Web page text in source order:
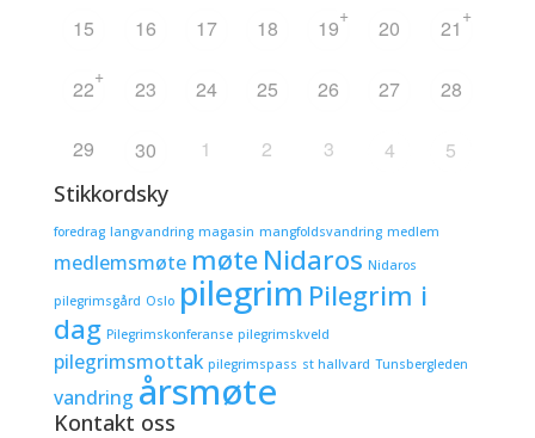
15 16 17 18 19+ 20 21 +
22+ 23 24 25 26 27 28
29 30 1 2 3 4 5
Stikkordsky
foredrag langvandring magasin mangfoldsvandring medlem
medlemsmøte møte Nidaros Nidaros
pilegrimsgård Oslo pilegrim Pilegrim i
dag Pilegrimskonferanse pilegrimskveld
pilegrimsmottak pilegrimspass st hallvard Tunsbergleden
vandring årsmøte
Kontakt oss